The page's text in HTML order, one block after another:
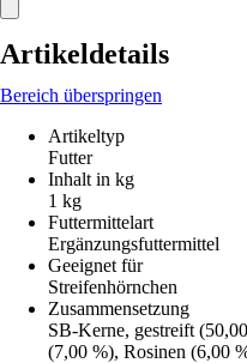
Artikeldetails
Bereich überspringen
Artikeltyp
Futter
Inhalt in kg
1 kg
Futtermittelart
Ergänzungsfuttermittel
Geeignet für
Streifenhörnchen
Zusammensetzung
SB-Kerne, gestreift
(7,00 %), Rosinen (6,00